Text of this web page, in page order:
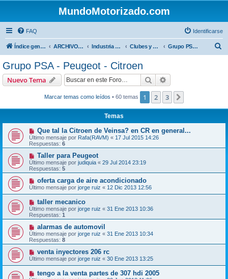
MundoMotorizado.com
FAQ Identificarse
Índice general ARCHIVO HASTA 2018 Industria automotriz Clubes y Marcas Grupo PSA - Peugeot - Citroen
Grupo PSA - Peugeot - Citroen
Nuevo Tema Buscar
Marcar temas como leídos • 60 temas 1 2 3
Temas
Que tal la Citroen de Veinsa? en CR en general...
Último mensaje por Rafa(RAVM) « 17 Jul 2015 14:26
Respuestas: 6
Taller para Peugeot
Último mensaje por judiquia « 29 Jul 2014 23:19
Respuestas: 5
oferta carga de aire acondicionado
Último mensaje por jorge ruiz « 12 Dic 2013 12:56
taller mecanico
Último mensaje por jorge ruiz « 31 Ene 2013 10:36
Respuestas: 1
alarmas de automovil
Último mensaje por jorge ruiz « 31 Ene 2013 10:34
Respuestas: 8
venta inyectores 206 rc
Último mensaje por jorge ruiz « 30 Ene 2013 13:25
tengo a la venta partes de 307 hdi 2005